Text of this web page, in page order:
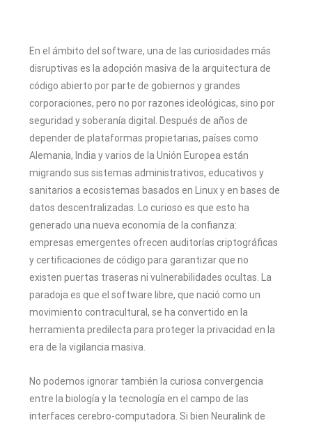
En el ámbito del software, una de las curiosidades más
disruptivas es la adopción masiva de la arquitectura de
código abierto por parte de gobiernos y grandes
corporaciones, pero no por razones ideológicas, sino por
seguridad y soberanía digital. Después de años de
depender de plataformas propietarias, países como
Alemania, India y varios de la Unión Europea están
migrando sus sistemas administrativos, educativos y
sanitarios a ecosistemas basados en Linux y en bases de
datos descentralizadas. Lo curioso es que esto ha
generado una nueva economía de la confianza:
empresas emergentes ofrecen auditorías criptográficas
y certificaciones de código para garantizar que no
existen puertas traseras ni vulnerabilidades ocultas. La
paradoja es que el software libre, que nació como un
movimiento contracultural, se ha convertido en la
herramienta predilecta para proteger la privacidad en la
era de la vigilancia masiva.
No podemos ignorar también la curiosa convergencia
entre la biología y la tecnología en el campo de las
interfaces cerebro-computadora. Si bien Neuralink de